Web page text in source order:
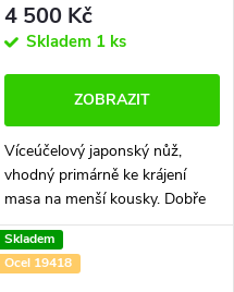
4 500 Kč
Skladem 1 ks
ZOBRAZIT
Víceúčelový japonský nůž,
vhodný primárně ke krájení
masa na menší kousky. Dobře
si poradí s tužšími částmi, jako
jsou třeba vazy a šlachy, lze jej
ovšem spolehlivě využít i u...
Skladem
Ocel 19418